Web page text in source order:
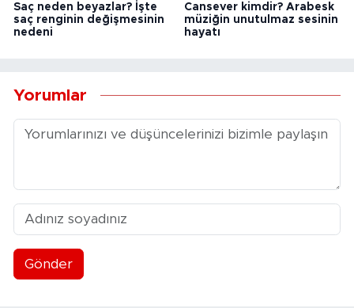
Saç neden beyazlar? İşte
saç renginin değişmesinin
nedeni
Cansever kimdir? Arabesk
müziğin unutulmaz sesinin
hayatı
Yorumlar
Gönder